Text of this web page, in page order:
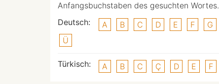
Anfangsbuchstaben des gesuchten Wortes.
Deutsch:
A B C D E F G
Ü
Türkisch: A B C Ç D E F